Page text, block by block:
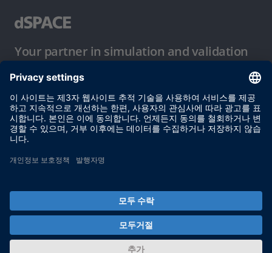
Your partner in simulation and validation
이용 약관
개인정보 보호정책
발행자 정보